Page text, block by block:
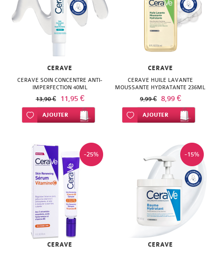
THERALICA
CERAVE
CERAVE SOIN CONCENTRE ANTI-
IMPERFECTION 40ML
13,90 € 11,95 €
Ajouter à ma liste d’envie
AJOUTER
CERAVE
CERAVE HUILE LAVANTE
MOUSSANTE HYDRATANTE 236ML
9,99 € 8,99 €
Ajouter à ma liste d’envie
AJOUTER
-25%
CERAVE
-15%
CERAVE